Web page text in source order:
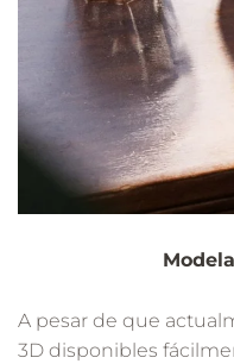
A pesar de que
3D disponibles